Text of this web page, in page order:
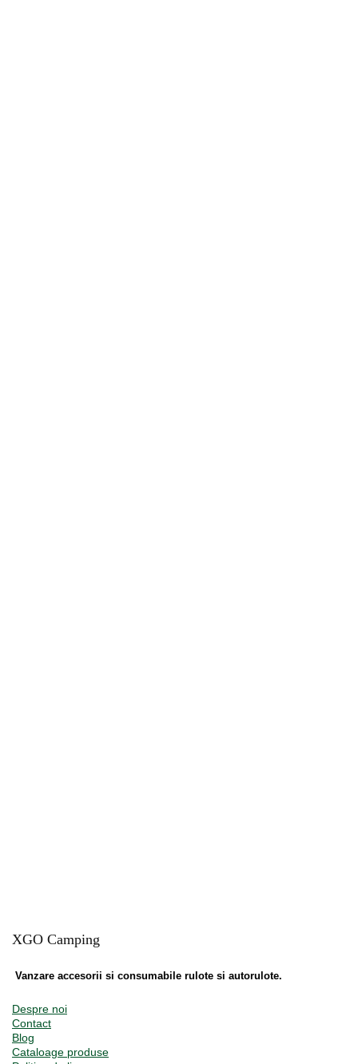
XGO Camping
Vanzare accesorii si consumabile rulote si autorulote.
Despre noi
Contact
Blog
Cataloage produse